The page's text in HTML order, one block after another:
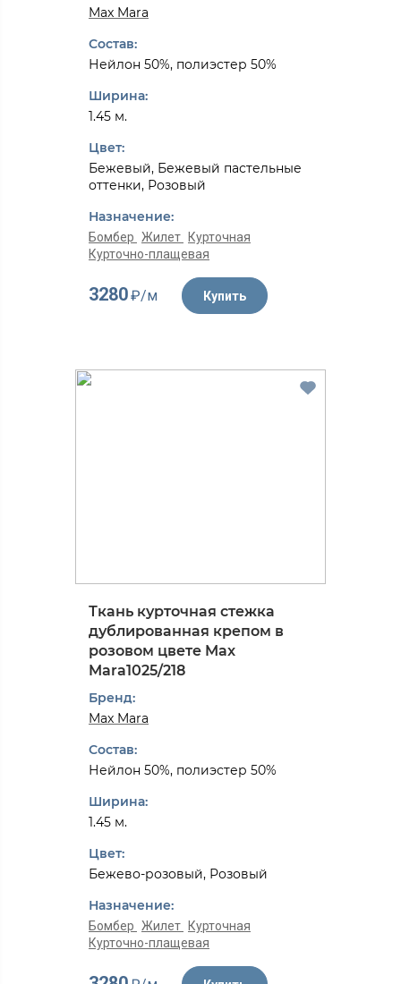
Max Mara
Состав:
Нейлон 50%, полиэстер 50%
Ширина:
1.45 м.
Цвет:
Бежевый, Бежевый пастельные
оттенки, Розовый
Назначение:
Бомбер Жилет
Курточная
Курточно-плащевая
3280₽/м Купить
Ткань курточная стежка
дублированная крепом в
розовом цвете Max
Mara1025/218
Бренд:
Max Mara
Состав:
Нейлон 50%, полиэстер 50%
Ширина:
1.45 м.
Цвет:
Бежево-розовый, Розовый
Назначение:
Бомбер Жилет
Курточная
Курточно-плащевая